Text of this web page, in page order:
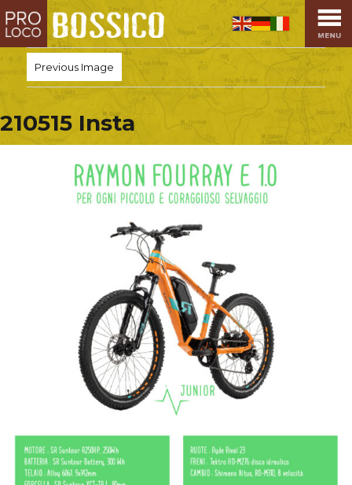
HOME
PRO LOCO
L’ALTOPIANO
PROMOZIONI
SPORT
OSPITALITÀ
SAPORI TIPICI
ARTE E CULTURA
COMMERCIO
DINTORNI
CONTATTI
Previous Image
210515 Insta